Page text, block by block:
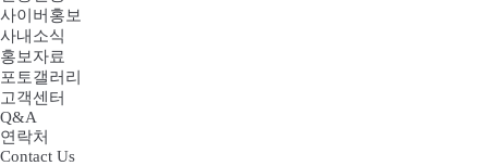
사이버홍보
사내소식
홍보자료
포토갤러리
고객센터
Q&A
연락처
Contact Us